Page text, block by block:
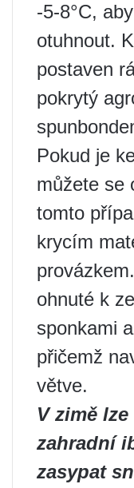
-5-8°C,
otuhnout.
postaven
pokrytý
Pokud je
můžete se
tomto
krycím
ohnuté k
sponkami
přičemž
větve.
V zimě
zahradní
zasypat